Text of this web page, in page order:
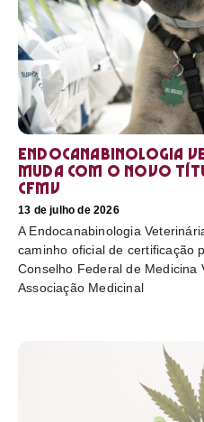
Endocanabinologia
muda com o novo
CFMV
13 de julho de 2026
A Endocanabinologia
caminho oficial de certificação
Conselho Federal de Medicina
Associação Medicinal